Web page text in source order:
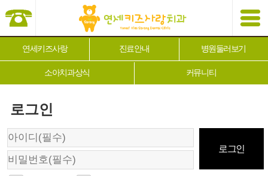
연세키즈사랑 진료안내 병원둘러보기
소아치과상식 커뮤니티
로그인